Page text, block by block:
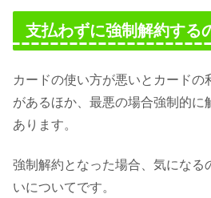
支払わずに強制解約する
カードの使い方が悪いとカードの
があるほか、最悪の場合強制的に
あります。
強制解約となった場合、気になる
いについてです。